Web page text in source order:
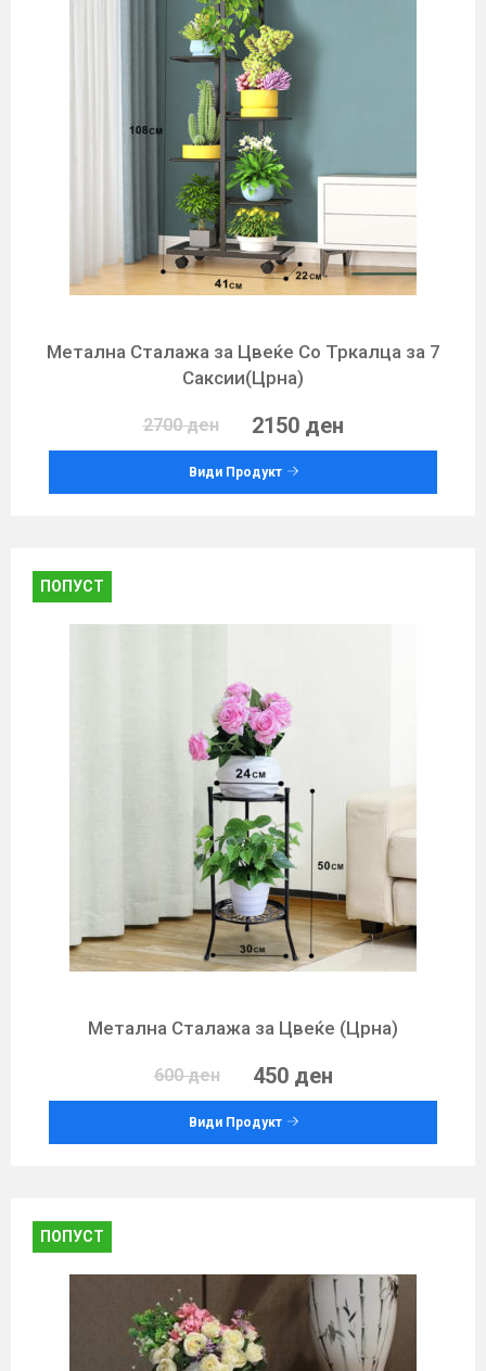
Метална Сталажa за Цвеќе Со Тркалца за 7
Саксии(Црна)
2700 ден 2150 ден
Види Продукт
ПОПУСТ
Метална Сталажa за Цвеќе (Црна)
600 ден 450 ден
Види Продукт
ПОПУСТ